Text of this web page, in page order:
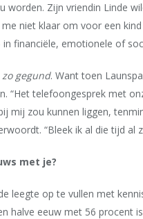
worden. Zijn vriendin Linde
niet klaar om voor een
in financiële, emotionele of
gegund. Want toen
“Het telefoongesprek met
mij zou kunnen liggen,
“Bleek ik al die tijd al
met je?
leegte op te vullen met
halve eeuw met 56 procent